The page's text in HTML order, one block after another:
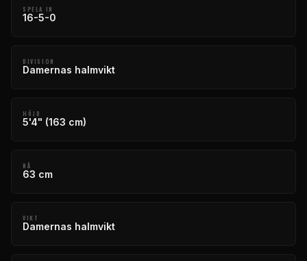
SPELA IN
16-5-0
DIVISION
Damernas halmvikt
HÖJD
5'4" (163 cm)
NÅ
63 cm
VIKT
Damernas halmvikt